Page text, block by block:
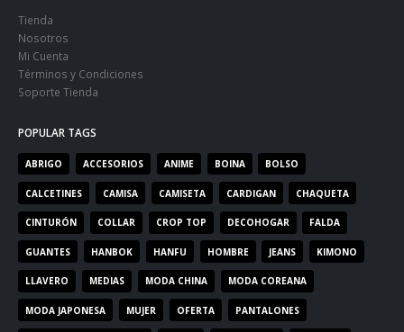
Tienda
Nosotros
Mi Cuenta
Términos y Condiciones
Soporte Tienda
POPULAR TAGS
ABRIGO ACCESORIOS ANIME BOINA BOLSO
CALCETINES CAMISA CAMISETA CARDIGAN CHAQUETA
CINTURÓN COLLAR CROP TOP DECOHOGAR FALDA
GUANTES HANBOK HANFU HOMBRE JEANS KIMONO
LLAVERO MEDIAS MODA CHINA MODA COREANA
MODA JAPONESA MUJER OFERTA PANTALONES